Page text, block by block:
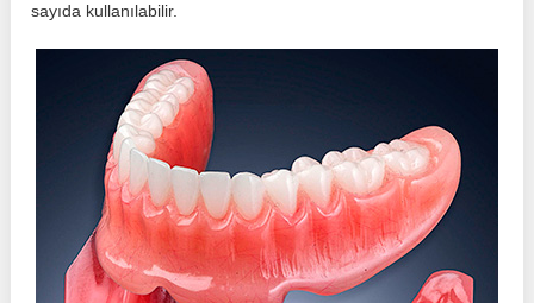
sayıda kullanılabilir.